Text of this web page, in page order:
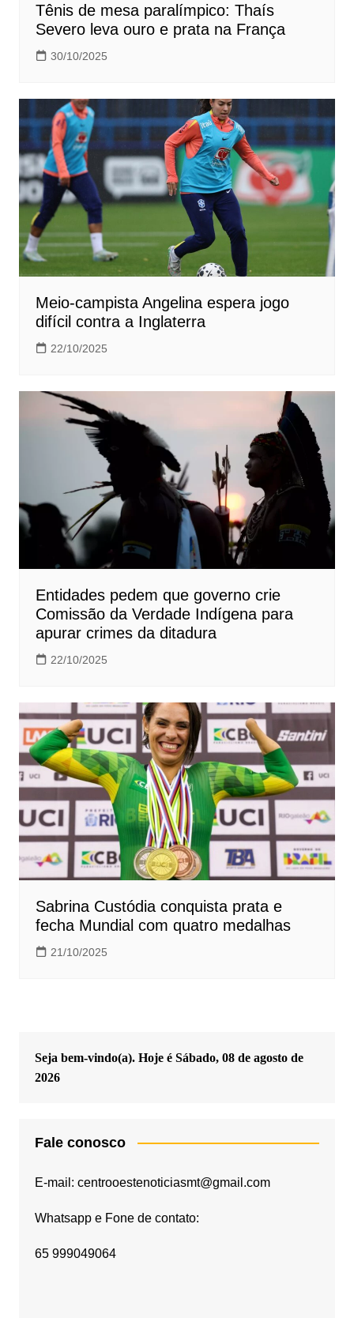
Tênis de mesa paralímpico: Thaís
Severo leva ouro e prata na França
30/10/2025
Meio-campista Angelina espera jogo
difícil contra a Inglaterra
22/10/2025
Entidades pedem que governo crie
Comissão da Verdade Indígena para
apurar crimes da ditadura
22/10/2025
Sabrina Custódia conquista prata e
fecha Mundial com quatro medalhas
21/10/2025
Seja bem-vindo(a). Hoje é Sábado, 08 de agosto de
2026
Fale conosco
E-mail: centrooestenoticiasmt@gmail.com
Whatsapp e Fone de contato:
65 999049064